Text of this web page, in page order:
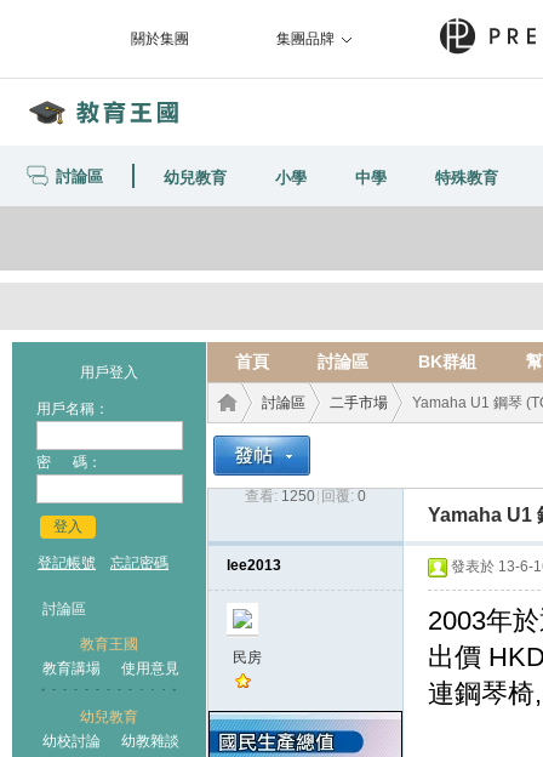
關於集團 集團品牌
討論區 幼兒教育 小學 中學 特殊教育
用戶登入
用戶名稱：
密 碼：
登入
登記帳號 忘記密碼
討論區
教育王國
教育講場
使用意見
幼兒教育
幼校討論
幼教雜談
首頁 討論區 BK群組
王國
討論區
›
二手市場 Yamaha U1 鋼琴
查看: 1250 回覆: 0
Yamaha U1
lee2013
民房
發表於 13-6-
2003年
出價
連鋼琴